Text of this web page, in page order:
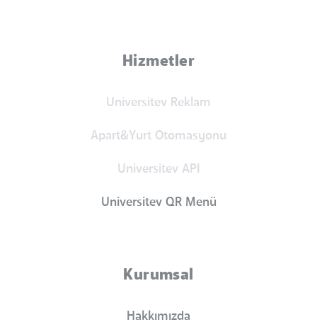
Hizmetler
Universitev Reklam
Apart&Yurt Otomasyonu
Universitev API
Universitev QR Menü
Kurumsal
Hakkımızda